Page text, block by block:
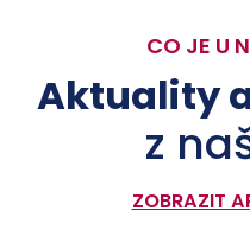
CO JE U
Aktuality
z
ZOBRAZIT